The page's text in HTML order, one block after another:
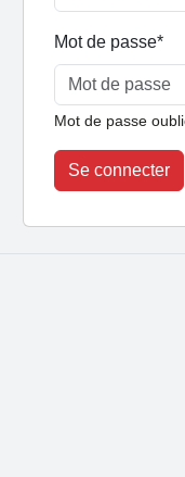
Mot de passe*
Mot de passe
Se connecter